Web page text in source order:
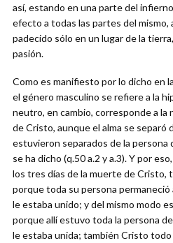
así, estando en una parte del
efecto a todas las partes del mismo,
padecido sólo en un lugar de la
pasión.
Como es manifiesto por lo dicho en
el género masculino se refiere a la
neutro, en cambio, corresponde a la
de Cristo, aunque el alma se separó
estuvieron separados de la persona
se ha dicho (q.50 a.2 y a.3). Y por
los tres días de la muerte de Cristo,
porque toda su persona
le estaba unido; y del mismo modo
porque allí estuvo toda la persona
le estaba unida; también Cristo